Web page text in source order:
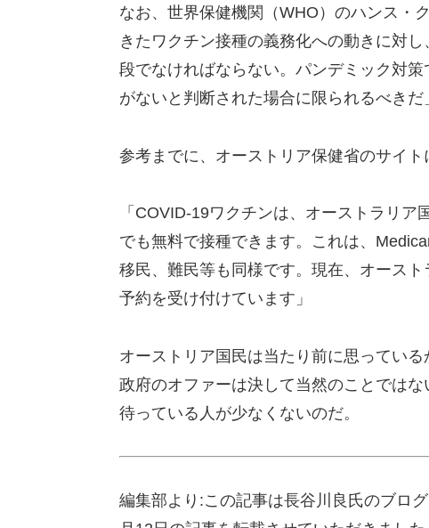
なお、世界保健機関（WHO）のハンス・
きたワクチン接種の義務化への動きに対
段でなければならない。パンデミック対
がないと判断された場合に限られるべき
参考までに、オーストリア保健省のサイト
「COVID-19ワクチンは、オーストラリ
でも無料で接種できます。これは、
移民、難民等も同様です。現在、オース
予約を受け付けています」
オーストリア国民は当たり前に思ってい
政府のオファーは決して当然のことでは
待っている人が少なくないのだ。
編集部より:この記事は長谷川良氏のブロ